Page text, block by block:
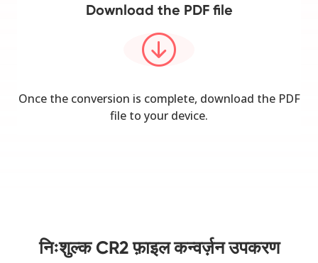
Download the PDF file
Once the conversion is complete, download the PDF
file to your device.
निःशुल्क CR2 फ़ाइल कन्वर्ज़न उपकरण